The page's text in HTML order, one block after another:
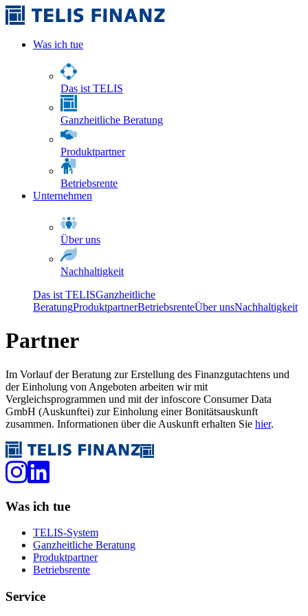
Was ich tue
Das ist TELIS
Ganzheitliche Beratung
Produktpartner
Betriebsrente
Unternehmen
Über uns
Nachhaltigkeit
Das ist TELISGanzheitliche
BeratungProduktpartnerBetriebsrenteÜber unsNachhaltigkeit
Partner
Im Vorlauf der Beratung zur Erstellung des Finanzgutachtens und
der Einholung von Angeboten arbeiten wir mit
Vergleichsprogrammen und mit der infoscore Consumer Data
GmbH (Auskunftei) zur Einholung einer Bonitätsauskunft
zusammen. Informationen über die Auskunft erhalten Sie hier.
Was ich tue
TELIS-System
Ganzheitliche Beratung
Produktpartner
Betriebsrente
Service